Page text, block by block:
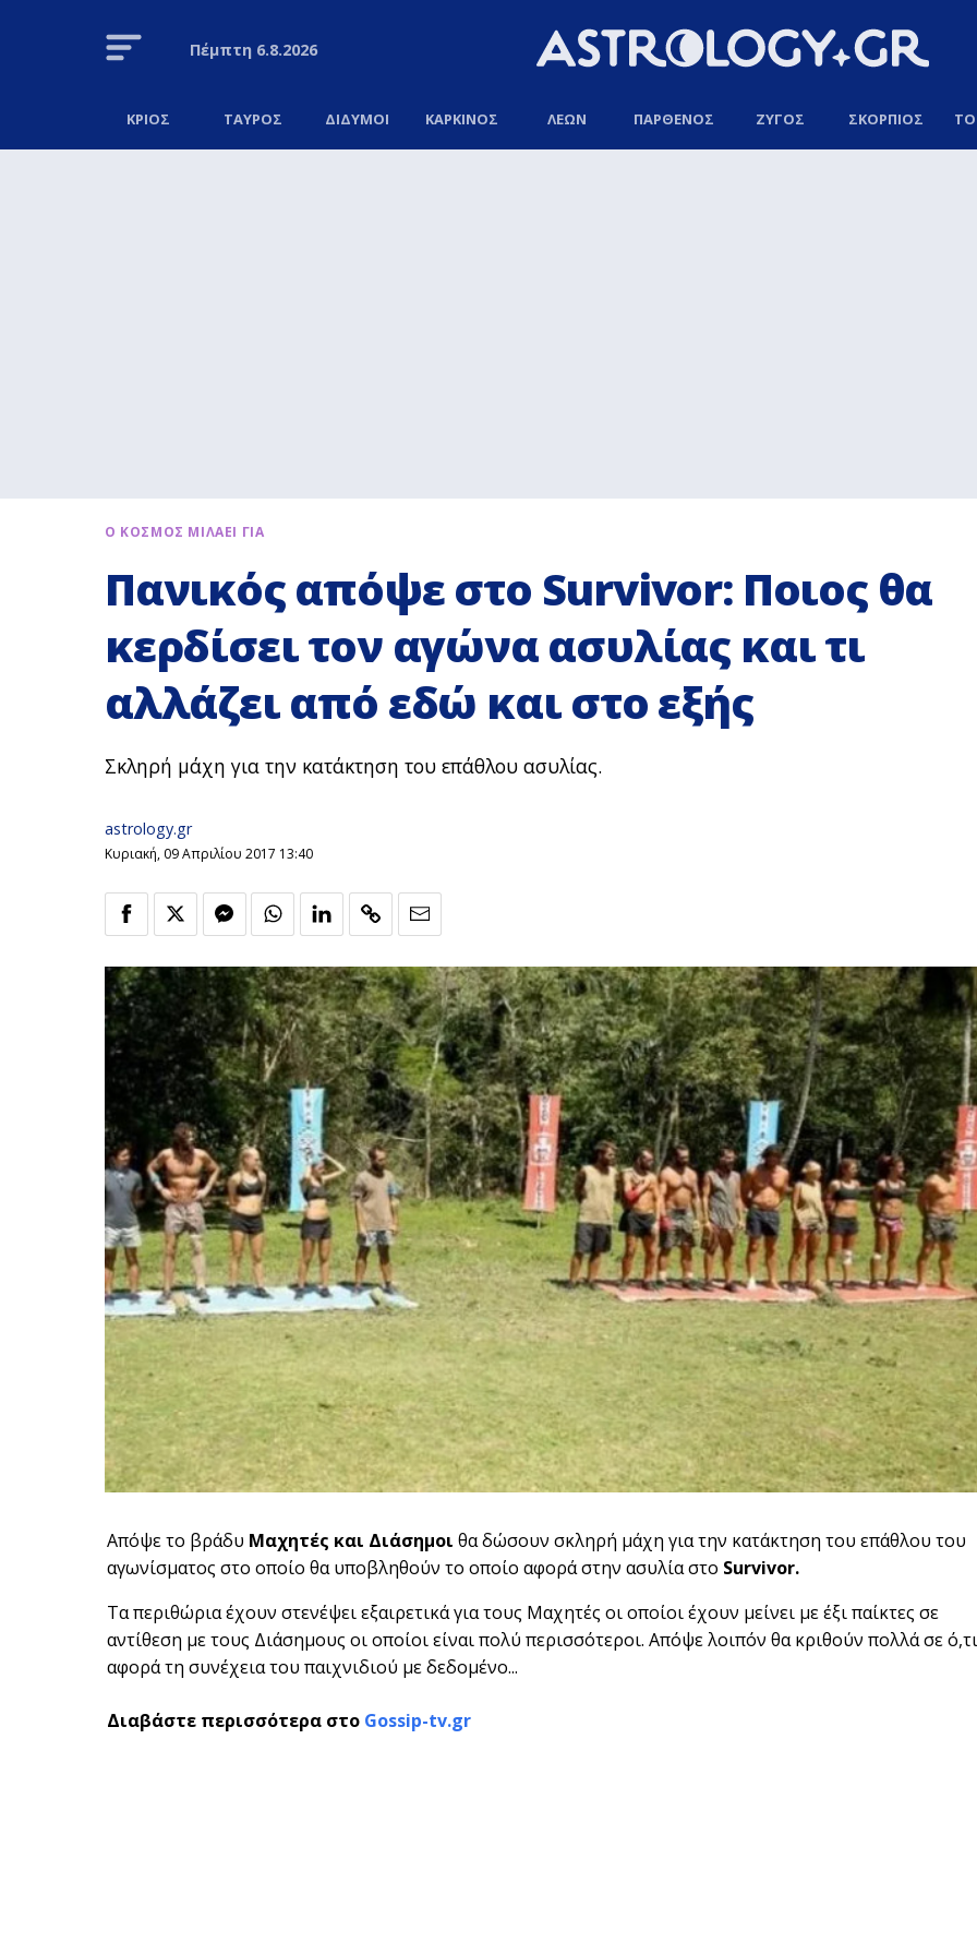
Πέμπτη6.8.2026
ΚΡΙΟΣ ΤΑΥΡΟΣ ΔΙΔΥΜΟΙ ΚΑΡΚΙΝΟΣ ΛΕΩΝ ΠΑΡΘΕΝΟΣ ΖΥΓΟΣ ΣΚΟΡΠΙΟΣ
Ο ΚΟΣΜΟΣ ΜΙΛΑΕΙ ΓΙΑ
Πανικός απόψε στο Survivor: Ποιος θα
κερδίσει τον αγώνα ασυλίας και τι
αλλάζει από εδώ και στο εξής
Σκληρή μάχη για την κατάκτηση του επάθλου ασυλίας.
astrology.gr
Κυριακή, 09 Απριλίου 2017 13:40
Απόψε το βράδυ Μαχητές και Διάσημοι θα δώσουν σκληρή μάχη για την κατάκτηση του επάθλου του
αγωνίσματος στο οποίο θα υποβληθούν το οποίο αφορά στην ασυλία στο Survivor.
Τα περιθώρια έχουν στενέψει εξαιρετικά για τους Μαχητές οι οποίοι έχουν μείνει με έξι παίκτες σε
αντίθεση με τους Διάσημους οι οποίοι είναι πολύ περισσότεροι. Απόψε λοιπόν θα κριθούν πολλά σε ό,τι
αφορά τη συνέχεια του παιχνιδιού με δεδομένο...
Διαβάστε περισσότερα στο Gossip-tv.gr